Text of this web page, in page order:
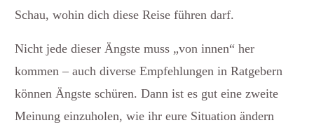
Schau, wohin dich diese Reise führen darf.
Nicht jede dieser Ängste muss „von innen“ her
kommen – auch diverse Empfehlungen in Ratgebern
können Ängste schüren. Dann ist es gut eine zweite
Meinung einzuholen, wie ihr eure Situation ändern